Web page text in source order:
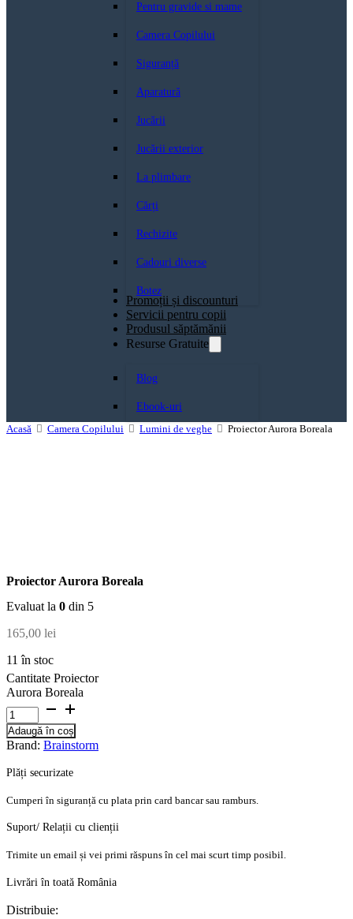
Pentru gravide si mame
Camera Copilului
Siguranță
Aparatură
Jucării
Jucării exterior
La plimbare
Cărți
Rechizite
Cadouri diverse
Botez
Promoții și discounturi
Servicii pentru copii
Produsul săptămănii
Resurse Gratuite
Blog
Ebook-uri
Acasă
Camera Copilului Lumini de veghe Proiector Aurora Boreala
Proiector Aurora Boreala
Evaluat la 0 din 5
165,00 lei
11 în stoc
Cantitate Proiector
Aurora Boreala
Adaugă în coș
Brand: Brainstorm
Plăți securizate
Cumperi în siguranță cu plata prin card bancar sau ramburs.
Suport/ Relații cu clienții
Trimite un email și vei primi răspuns în cel mai scurt timp posibil.
Livrări în toată România
Distribuie: